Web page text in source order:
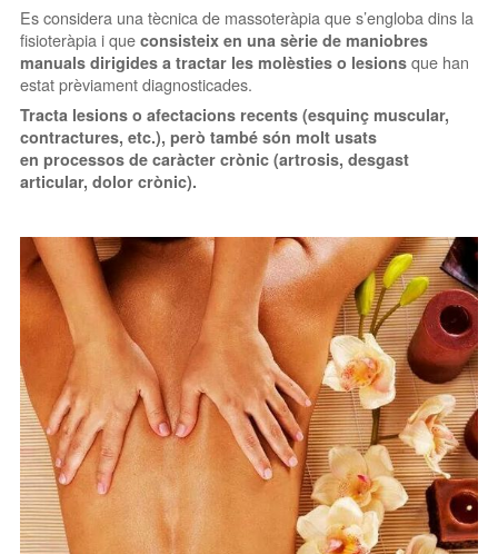
Es considera una tècnica de massoteràpia que s’engloba dins la
fisioteràpia i que consisteix en una sèrie de maniobres
manuals dirigides a tractar les molèsties o lesionsque han
estat prèviament diagnosticades.
Tracta lesions o afectacions recents (esquinç muscular,
contractures, etc.), però també són molt usats
en processos de caràcter crònic (artrosis, desgast
articular, dolor crònic).